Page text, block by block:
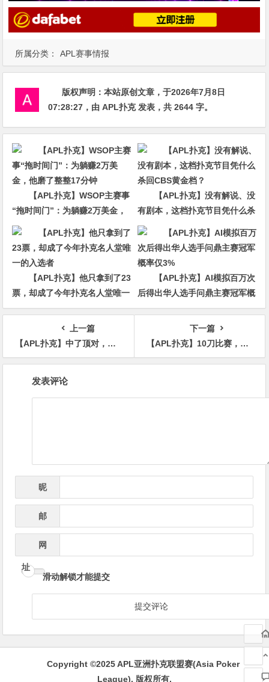
所属分类： APL赛事情报
版权声明：本站原创文章，于2026年7月8日
07:28:27 ，由APL扑克发表，共 2644 字。
【APL扑克】WSOP主赛事
“拖时间门”：为躺赚2万美金，
他磨了整整17分钟
【APL扑克】没有解说、没
有剧本，这档扑克节目凭什么杀
回CBS黄金档？
【APL扑克】他只拿到了23
票，却成了今年扑克名人堂唯一
的入选者
【APL扑克】AI模拟百万次
后得出华人选手问鼎主赛冠军概
率仅3%
上一篇
【APL扑克】中了顶对，到底该下几条街？别一把就软了
下一篇
【APL扑克】10刀比赛，第6,309名…中国选手Fu Jiahao竟斩获超过2,200倍的惊人“神秘赏金”回报！
发表评论
昵
邮
网
址
滑动解锁才能提交
Copyright ©2025APL亚洲扑克联盟赛(Asia Poker
League). 版权所有.